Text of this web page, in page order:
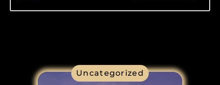
Uncategorized